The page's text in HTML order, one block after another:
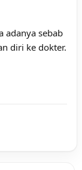
adanya sebab
diri ke dokter.